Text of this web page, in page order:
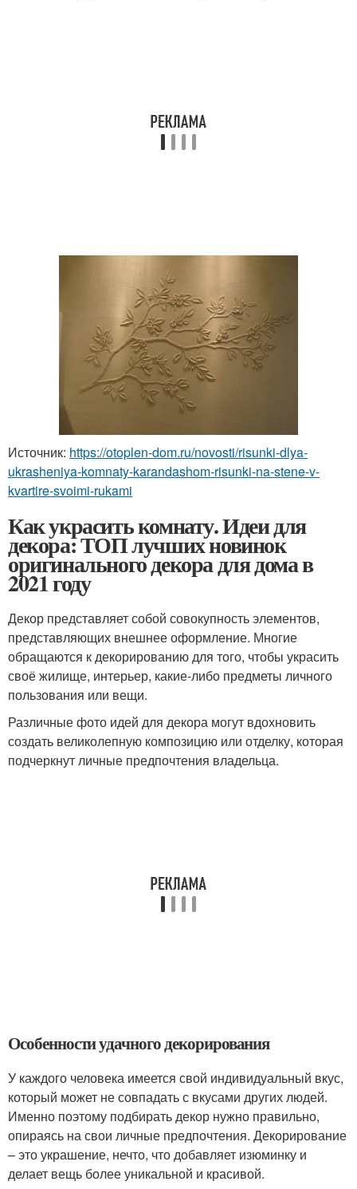
Источник: https://otoplen-dom.ru/novosti/risunki-dlya-
ukrasheniya-komnaty-karandashom-risunki-na-stene-v-
kvartire-svoimi-rukami
Как украсить комнату. Идеи для
декора: ТОП лучших новинок
оригинального декора для дома в
2021 году
Декор представляет собой совокупность элементов,
представляющих внешнее оформление. Многие
обращаются к декорированию для того, чтобы украсить
своё жилище, интерьер, какие-либо предметы личного
пользования или вещи.
Различные фото идей для декора могут вдохновить
создать великолепную композицию или отделку, которая
подчеркнут личные предпочтения владельца.
Особенности удачного декорирования
У каждого человека имеется свой индивидуальный вкус,
который может не совпадать с вкусами других людей.
Именно поэтому подбирать декор нужно правильно,
опираясь на свои личные предпочтения. Декорирование
– это украшение, нечто, что добавляет изюминку и
делает вещь более уникальной и красивой.